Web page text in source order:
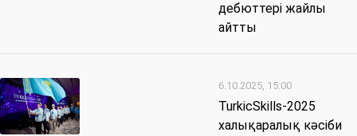
дебюттері жайлы
айтты
6.10.2025, 15:00
TurkicSkills-2025
халықаралық кәсіби